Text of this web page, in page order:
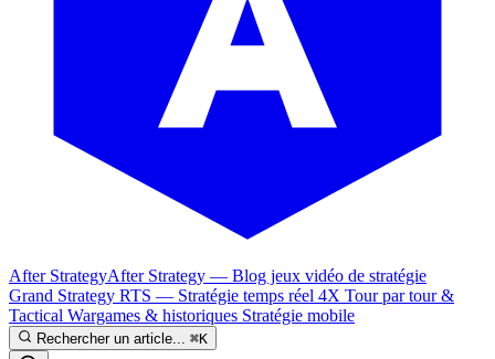
After StrategyAfter Strategy — Blog jeux vidéo de stratégie
Grand Strategy RTS — Stratégie temps réel 4X Tour par tour &
Tactical Wargames & historiques Stratégie mobile
Rechercher un article... ⌘K